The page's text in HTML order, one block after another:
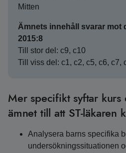
Mitten
Ämnets innehåll svarar mot
2015:8
Till stor del: c9, c10
Till viss del: c1, c2, c5, c6, c7,
Mer specifikt syftar kurs
ämnet till att ST-läkaren
Analysera barns specifika
undersökningssituationen